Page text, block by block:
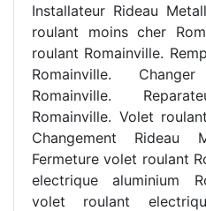
Installateur Rideau
roulant moins cher
roulant Romainville.
Romainville.
Romainville.
Romainville. Volet
Changement Rideau
Fermeture volet roulant
electrique aluminium
volet roulant